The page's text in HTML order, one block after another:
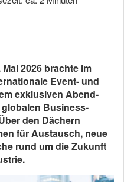
2026 brachte im
Event- und
exklusiven Abend-
globalen Business-
den Dächern
für Austausch, neue
rund um die Zukunft